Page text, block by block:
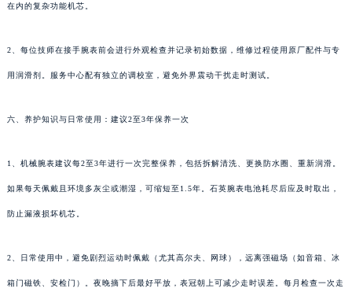
在内的复杂功能机芯。
2、每位技师在接手腕表前会进行外观检查并记录初始数据，维修过程使用原厂配件与专
用润滑剂。服务中心配有独立的调校室，避免外界震动干扰走时测试。
六、养护知识与日常使用：建议2至3年保养一次
1、机械腕表建议每2至3年进行一次完整保养，包括拆解清洗、更换防水圈、重新润滑。
如果每天佩戴且环境多灰尘或潮湿，可缩短至1.5年。石英腕表电池耗尽后应及时取出，
防止漏液损坏机芯。
2、日常使用中，避免剧烈运动时佩戴（尤其高尔夫、网球），远离强磁场（如音箱、冰
箱门磁铁、安检门）。夜晚摘下后最好平放，表冠朝上可减少走时误差。每月检查一次走